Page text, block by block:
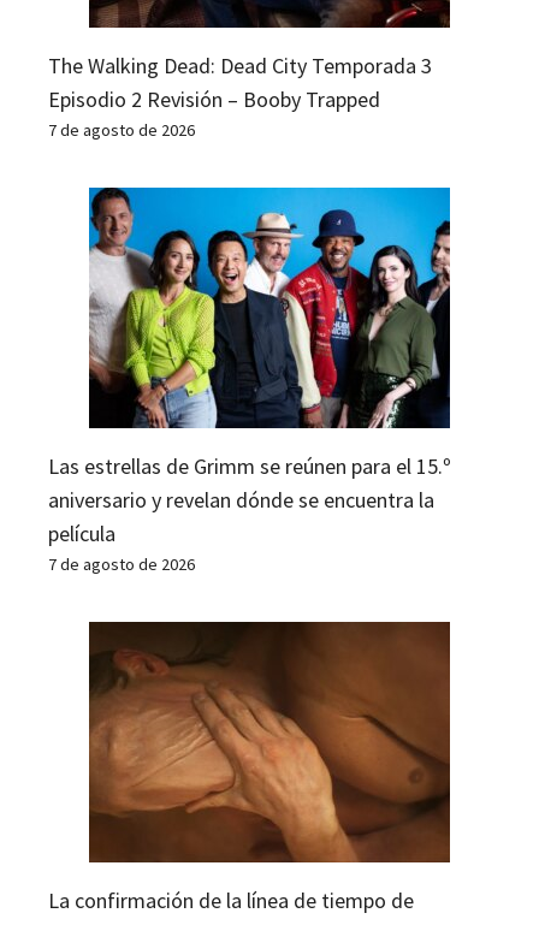
The Walking Dead: Dead City Temporada 3
Episodio 2 Revisión – Booby Trapped
7 de agosto de 2026
Las estrellas de Grimm se reúnen para el 15.º
aniversario y revelan dónde se encuentra la
película
7 de agosto de 2026
La confirmación de la línea de tiempo de